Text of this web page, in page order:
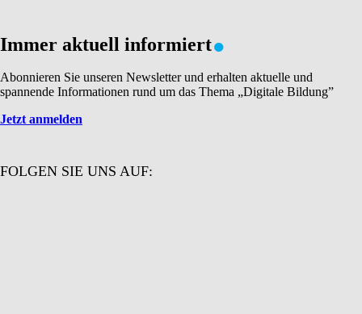
Immer aktuell informiert.
Abonnieren Sie unseren Newsletter und erhalten aktuelle und
spannende Informationen rund um das Thema „Digitale Bildung”
Jetzt anmelden
FOLGEN SIE UNS AUF: